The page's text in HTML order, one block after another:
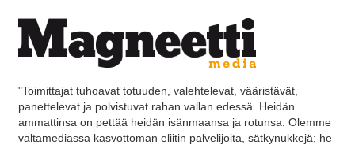
"Toimittajat tuhoavat totuuden, valehtelevat, vääristävät,
panettelevat ja polvistuvat rahan vallan edessä. Heidän
ammattinsa on pettää heidän isänmaansa ja rotunsa. Olemme
valtamediassa kasvottoman eliitin palvelijoita, sätkynukkejä; he